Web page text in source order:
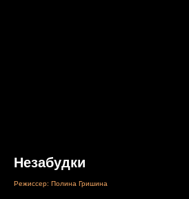
Незабудки
Режиссер: Полина Гришина